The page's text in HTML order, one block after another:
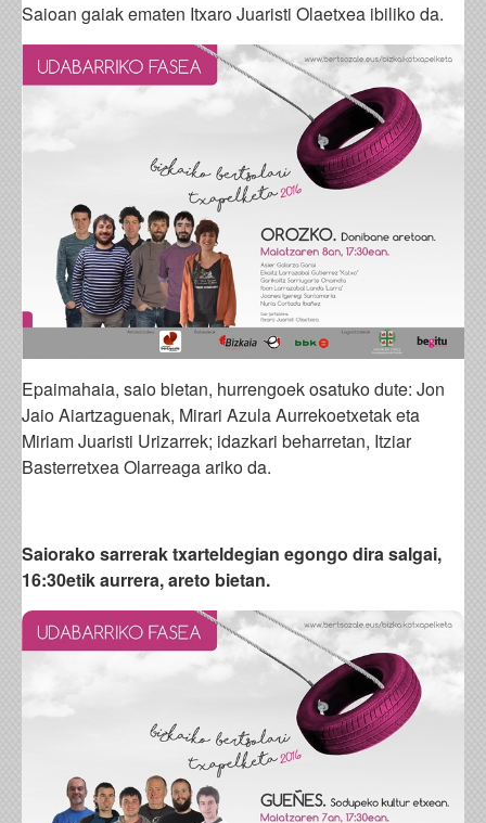
Saioan gaiak ematen Itxaro Juaristi Olaetxea ibiliko da.
Epaimahaia, saio bietan, hurrengoek osatuko dute: Jon
Jaio Aiartzaguenak, Mirari Azula Aurrekoetxetak eta
Miriam Juaristi Urizarrek; idazkari beharretan, Itziar
Basterretxea Olarreaga ariko da.
Saiorako sarrerak txarteldegian egongo dira salgai,
16:30etik aurrera, areto bietan.